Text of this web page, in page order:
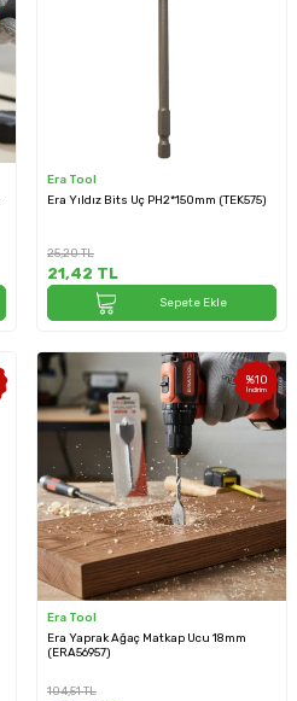
Era Tool
Era Yıldız Bits Uç PH2*150mm (TEK575)
25,20TL
21,42 TL
Sepete Ekle
%10
İndirim
Era Tool
Era Yaprak Ağaç Matkap Ucu 18mm
(ERA56957)
104,51TL